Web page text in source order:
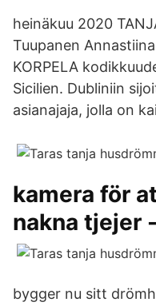
heinäkuu 2020
Tuupanen
KORPELA
Sicilien. Dubliniin
asianajaja, jolla on
kamera för
nakna tjejer
bygger nu sitt